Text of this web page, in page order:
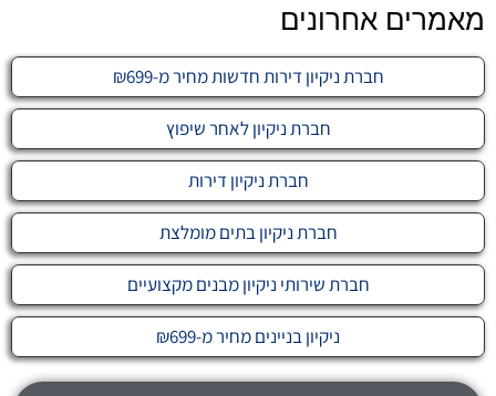
מאמרים אחרונים
חברת ניקיון דירות חדשות מחיר מ-₪699
חברת ניקיון לאחר שיפוץ
חברת ניקיון דירות
חברת ניקיון בתים מומלצת
חברת שירותי ניקיון מבנים מקצועיים
ניקיון בניינים מחיר מ-₪699